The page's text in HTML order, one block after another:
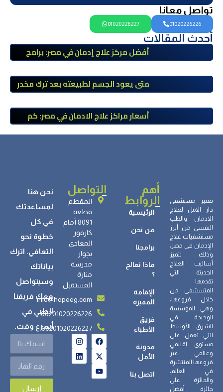
تواصل معانا
01020226226
01020226227
أحدث المقالات
أفضل مركز علاج إدمان في مصر: برامج
طبي
متى يعود الجسم لطبيعته بعد ترك مخدر
أسعار مراكز علاج الادمان في مصر: كم
تعتبر مستشفى
دار الامل لعلاج
الادمان والطب
النفسي من أبرز
مستشفيات علاج
الإدمان في مصر،
وذلك لتميز
أساليب العلاج
الحديثة التي
تقدمها
المتسشفى من
خلال فروعها،
وهي المؤسسة
الوحيدة في
الشرق الأوسط
التي تعمل على
مستوى إقليمي
وعالمي عبر
فروعها المنتشرة
في العالم،
والحائزة على
جائزة أفضل
أهم
الروابط
الرئيسية
من نحن
برامجنا
ماذا نعالج
؟
الإقامة
المميزة
فريق
الأطباء
مدونة
الأمل
اتصل بنا
التواصل
المقطم
قطعة
8091 أمام
كارفور
المعادي
بجوار
مدرسة
منارة
المستقبل
info@hopeeg.com
00201020226226
00201020226227
نحن هنا
لمساعدتك
في كل
خطوة نحو
التعافي. اترك
بياناتك
وسيتواصل
معك فريقنا
الطبي في
أسرع وقت.
إرسال